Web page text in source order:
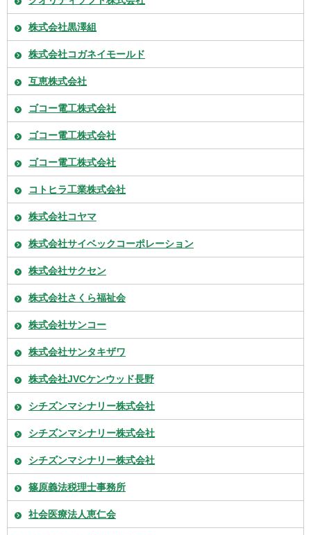
株式会社黒澤組
株式会社コガネイモールド
互恵株式会社
ゴコー電工株式会社
ゴコー電工株式会社
ゴコー電工株式会社
コトヒラ工業株式会社
株式会社コヤマ
株式会社サイベックコーポレーション
株式会社サクセン
株式会社さくら福祉会
株式会社サンコー
株式会社サンタキザワ
株式会社JVCケンウッド長野
シチズンマシナリー株式会社
シチズンマシナリー株式会社
シチズンマシナリー株式会社
篠原義法税理士事務所
社会医療法人恵仁会